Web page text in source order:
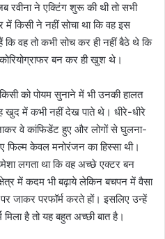
ने एक्टिंग शुरू की थी तो सभी
किसी ने नहीं सोचा था कि वह इस
वह तो कभी सोच कर ही नहीं बैठे थे कि
बन कर ही खुश थे।
को पोयम सुनाने में भी उनकी हालत
खुद में कभी नहीं देख पाते थे। धीरे-धीरे
वे कांफिडेंट हुए और लोगों से घुलना-
केवल मनोरंजन का हिस्सा थी।
लगता था कि वह अच्छे एक्टर बन
में कदम भी बढ़ाये लेकिन बचपन में वैसा
जाकर परफॉर्म करते हों। इसलिए उन्हें
है तो यह बहुत अच्छी बात है।